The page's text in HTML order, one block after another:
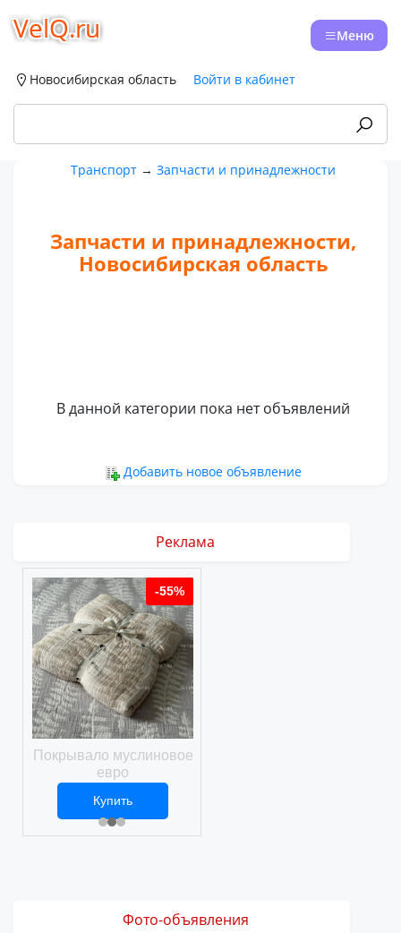
VelQ.ru Меню
Новосибирская область Войти в кабинет
Транспорт →Запчасти и принадлежности
Запчасти и принадлежности,
Новосибирская область
В данной категории пока нет объявлений
Добавить новое объявление
Реклама
-55%
Покрывало муслиновое
евро
2 469 ₽
Купить
Фото-объявления